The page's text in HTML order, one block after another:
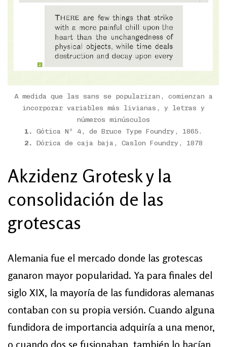
A medida que las sans se popularizan, comienzan a
incorporar variables más livianas, y letras y
números minúsculos
1.
Gótica Nº 4, de Bruce Type Foundry, 1865.
2. Dórica de caja baja, Caslon Foundry, 1878
Akzidenz Grotesk y la
consolidación de las
grotescas
Alemania fue el mercado donde las grotescas
ganaron mayor popularidad. Ya para finales del
siglo XIX, la mayoría de las fundidoras alemanas
contaban con su propia versión. Cuando alguna
fundidora de importancia adquiría a una menor,
o cuando dos se fusionaban, también lo hacían